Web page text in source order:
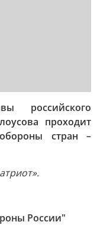
российского
проходит
стран –
России"